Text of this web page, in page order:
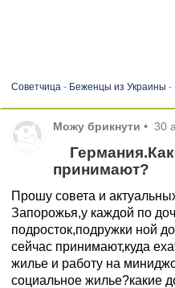
Советчица- Беженцы из Украины -
Можу брикнути • 30
принимают?
Прошу совета и
Запорожья,у каждой по
подросток,подружки ной
сейчас принимают,куда
жилье и работу на
социальное жилье?какие